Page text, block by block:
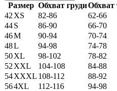
Размер Обхват грудиОбхват
42 XS 82-86 62-66
44S 86-90 66-70
46M 90-94 70-74
48L 94-98 74-78
50XL 98-102 78-82
52 XXL 104-108 84-88
54XXXL 108-112 88-92
564XL 112-116 94-98